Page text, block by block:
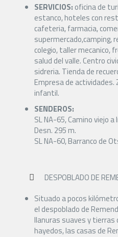
SERVICIOS: oficina de
estanco, hoteles con
cafeteria, farmacia,
supermercado,camping,
colegio, taller mecanico,
salud del valle. Centro
sidreria. Tienda de
Empresa de actividades.
infantil.
SENDEROS:
SL NA-65, Camino viejo
Desn. 295 m.
SL NA-60, Barranco de
DESPOBLADO DE
Situado a pocos
el despoblado de
llanuras suaves y tierras
hayedos, las casas de